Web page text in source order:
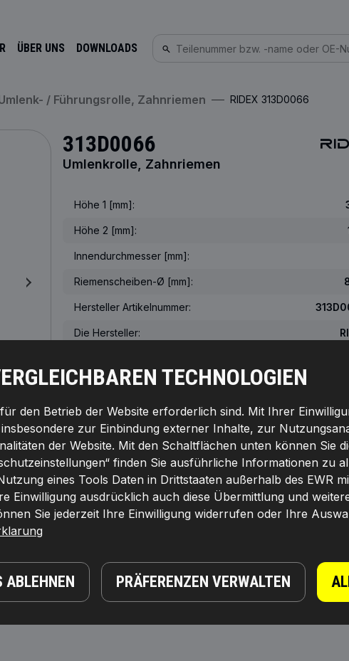
ÜBER UNS DOWNLOADS
TECHNOLOGIEN
den Betrieb der Website erforderlich sind. Mit Ihrer
zur Einbindung externer Inhalte, zur
der Website. Mit den Schaltflächen unten können Sie
finden Sie ausführliche Informationen zu
eines Tools Daten in Drittstaaten außerhalb des EWR
Einwilligung ausdrücklich auch diese Übermittlung und
Sie jederzeit Ihre Einwilligung widerrufen oder Ihre
ABLEHNEN PRÄFERENZEN VERWALTEN
Umlenk- / Führungsrolle, Zahnriemen RIDEX 313D0066
313D0066
Umlenkrolle, Zahnriemen
Höhe 1 [mm]:
Höhe 2 [mm]:
Innendurchmesser [mm]:
Riemenscheiben-Ø [mm]:
Hersteller Artikelnummer:
Die Hersteller:
Gewicht [kg]:
IN IHREM LAND KOMPATIBLE TEILE
8,0,Außendurchmesser [mm]:28,0,
EAN-Nummer(n):
ERHALTEN